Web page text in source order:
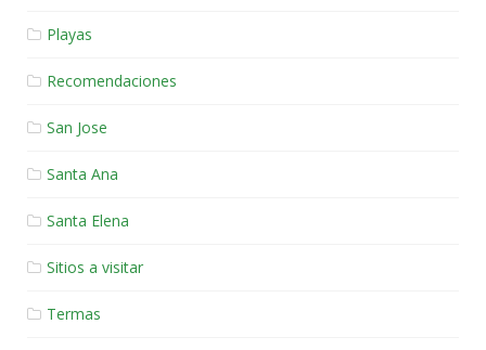
Playas
Recomendaciones
San Jose
Santa Ana
Santa Elena
Sitios a visitar
Termas